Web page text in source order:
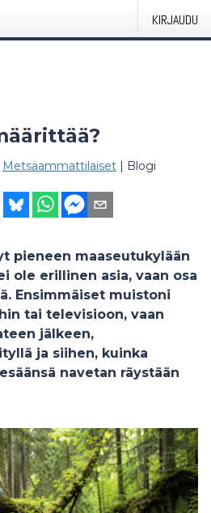
KIRJAUDU
Metsäammattilaiset | Blogi
pieneen maaseutukylään
ole erillinen asia, vaan osa
Ensimmäiset muistoni
tai televisioon, vaan
jälkeen,
ja siihen, kuinka
navetan räystään